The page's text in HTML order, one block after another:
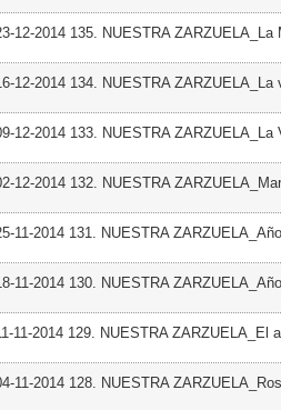
12-2014 135. NUESTRA ZARZUELA_La
12-2014 134. NUESTRA ZARZUELA_La
12-2014 133. NUESTRA ZARZUELA_La
12-2014 132. NUESTRA
11-2014 131. NUESTRA
11-2014 130. NUESTRA
11-2014 129. NUESTRA ZARZUELA_El
11-2014 128. NUESTRA